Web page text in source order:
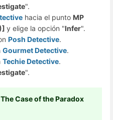
".
hacia el punto MP
] y elige la opción "Infer".
Posh Detective.
Gourmet Detective.
Techie Detective.
".
The Case of the Paradox